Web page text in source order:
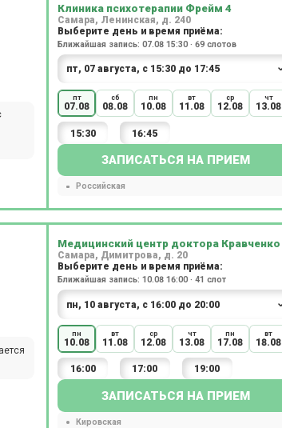
Клиника психотерапии Фрейм 4
Самара, Ленинская, д. 240
Выберите день и время приёма:
Ближайшая запись: 07.08 15:30 · 69 слотов
пт
07.08
сб
08.08
пн
10.08
вт
11.08
ср
12.08
чт
13.08
15:30 16:45
ЗАПИСАТЬСЯ НА ПРИЕМ
Российская
Медицинский центр доктора Кравченко
Самара, Димитрова, д. 20
Выберите день и время приёма:
Ближайшая запись: 10.08 16:00 · 41 слот
пн
10.08
вт
11.08
ср
12.08
чт
13.08
пн
17.08
вт
18.08
16:00 17:00 19:00
ЗАПИСАТЬСЯ НА ПРИЕМ
Кировская